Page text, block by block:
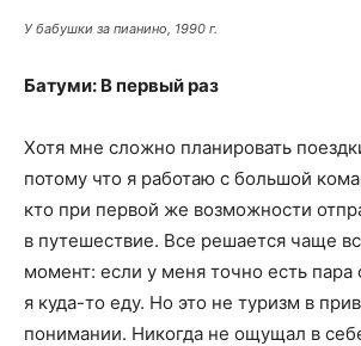
У бабушки за пианино, 1990 г.
Батуми: В первый раз
Хотя мне сложно планировать
потому что я работаю с большой
кто при первой же возможности
в путешествие. Все решается чаще
момент: если у меня точно есть пара
я куда-то еду. Но это не туризм в
понимании. Никогда не ощущал в